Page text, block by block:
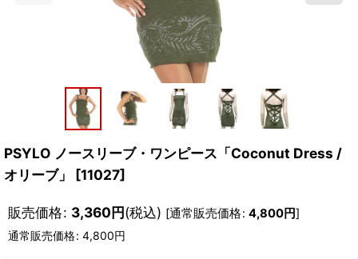
PSYLO ノースリーブ・ワンピース「Coconut Dress /
オリーブ」
[11027]
販売価格: 3,360円(税込) [通常販売価格: 4,800円]
通常販売価格: 4,800円